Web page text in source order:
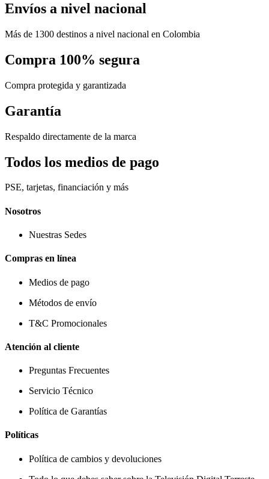
Envíos a nivel nacional
Más de 1300 destinos a nivel nacional en Colombia
Compra 100% segura
Compra protegida y garantizada
Garantía
Respaldo directamente de la marca
Todos los medios de pago
PSE, tarjetas, financiación y más
Nosotros
Nuestras Sedes
Compras en línea
Medios de pago
Métodos de envío
T&C Promocionales
Atención al cliente
Preguntas Frecuentes
Servicio Técnico
Política de Garantías
Políticas
Política de cambios y devoluciones